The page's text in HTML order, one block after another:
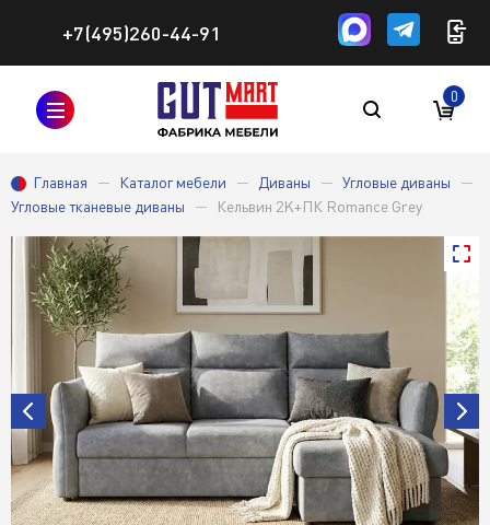
+7(495)260-44-91
0
Главная Каталог мебели Диваны
Угловые диваны
Угловые тканевые диваны
Кельвин 2K+ПК Romance Grey